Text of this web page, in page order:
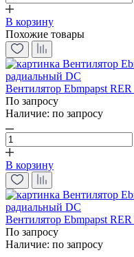
В корзину
Похожие товары
Вентилятор Ebmpapst
По запросу
Наличие: по запросу
В корзину
Вентилятор Ebmpapst
По запросу
Наличие: по запросу